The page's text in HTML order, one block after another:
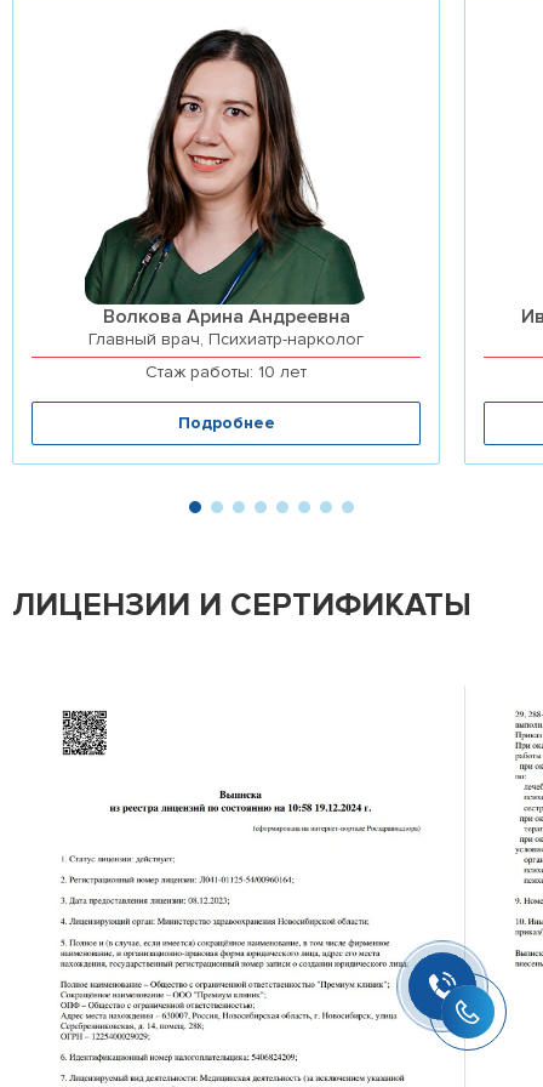
Волкова Арина Андреевна
Главный врач, Психиатр-нарколог
Стаж работы: 10 лет
Подробнее
ЛИЦЕНЗИИ И СЕРТИФИКАТЫ